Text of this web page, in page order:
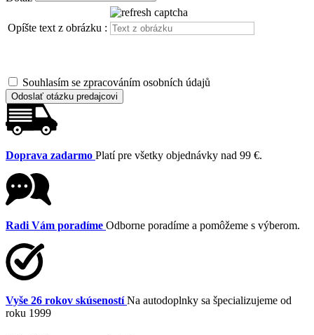
Opíšte text z obrázku :
Souhlasím se zpracováním osobních údajů
Odoslať otázku predajcovi
Doprava zadarmo Platí pre všetky objednávky nad 99 €.
Radi Vám poradíme Odborne poradíme a pomôžeme s výberom.
Vyše 26 rokov skúseností Na autodoplnky sa špecializujeme od
roku 1999